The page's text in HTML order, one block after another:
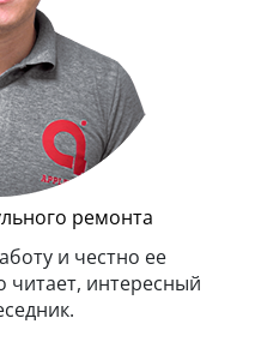
ремонта
и честно ее
читает, интересный